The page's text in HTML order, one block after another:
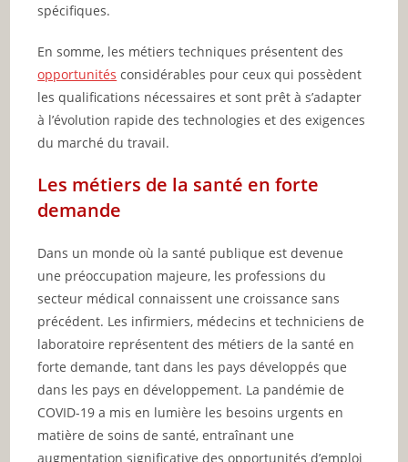
spécifiques.
En somme, les métiers techniques présentent des
opportunités considérables pour ceux qui possèdent
les qualifications nécessaires et sont prêt à s’adapter
à l’évolution rapide des technologies et des exigences
du marché du travail.
Les métiers de la santé en forte
demande
Dans un monde où la santé publique est devenue
une préoccupation majeure, les professions du
secteur médical connaissent une croissance sans
précédent. Les infirmiers, médecins et techniciens de
laboratoire représentent des métiers de la santé en
forte demande, tant dans les pays développés que
dans les pays en développement. La pandémie de
COVID-19 a mis en lumière les besoins urgents en
matière de soins de santé, entraînant une
augmentation significative des opportunités d’emploi